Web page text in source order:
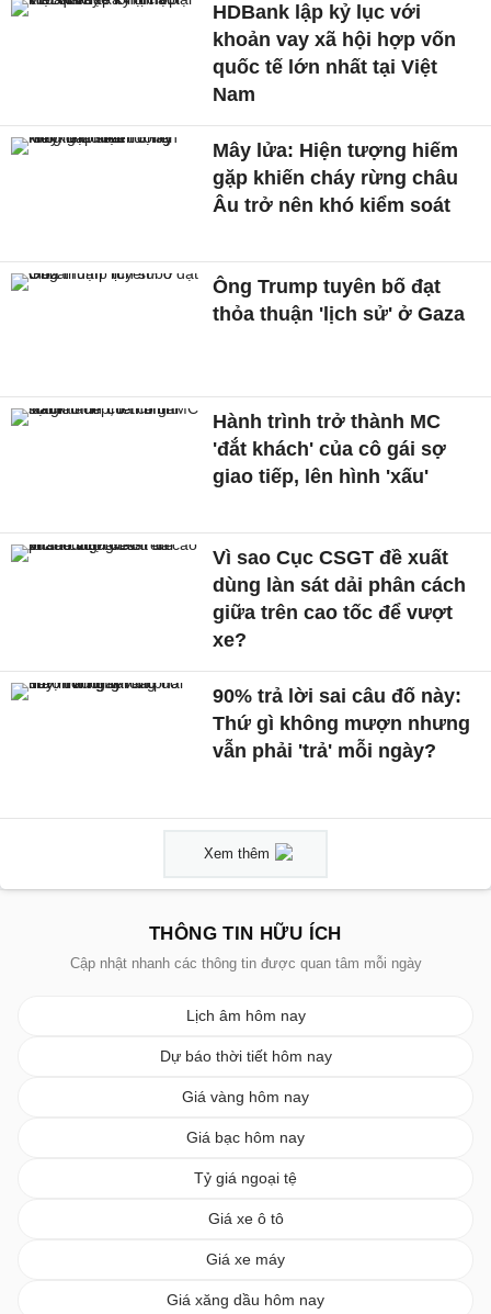
HDBank lập kỷ lục với
khoản vay xã hội hợp vốn
quốc tế lớn nhất tại Việt
Nam
Mây lửa: Hiện tượng hiếm
gặp khiến cháy rừng châu
Âu trở nên khó kiểm soát
Ông Trump tuyên bố đạt
thỏa thuận 'lịch sử' ở Gaza
Hành trình trở thành MC
'đắt khách' của cô gái sợ
giao tiếp, lên hình 'xấu'
Vì sao Cục CSGT đề xuất
dùng làn sát dải phân cách
giữa trên cao tốc để vượt
xe?
90% trả lời sai câu đố này:
Thứ gì không mượn nhưng
vẫn phải 'trả' mỗi ngày?
Xem thêm
THÔNG TIN HỮU ÍCH
Cập nhật nhanh các thông tin được quan tâm mỗi ngày
Lịch âm hôm nay
Dự báo thời tiết hôm nay
Giá vàng hôm nay
Giá bạc hôm nay
Tỷ giá ngoại tệ
Giá xe ô tô
Giá xe máy
Giá xăng dầu hôm nay